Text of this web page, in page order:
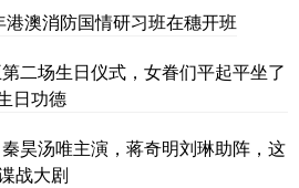
澳消防国情研习班在穗开班
二场生日仪式，女眷们平起平坐了
日功德
昊汤唯主演，蒋奇明刘琳助阵，这
战大剧